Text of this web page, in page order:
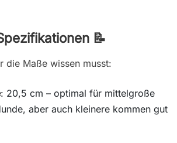
📝
die Maße wissen musst:
: 20,5 cm – optimal für mittelgroße
aber auch kleinere kommen gut